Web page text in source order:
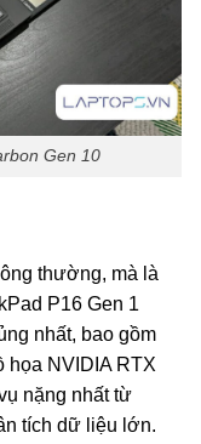
Gen 10
thường, mà là
P16 Gen 1
nhất, bao gồm
họa NVIDIA RTX
nặng nhất từ
tích dữ liệu lớn.